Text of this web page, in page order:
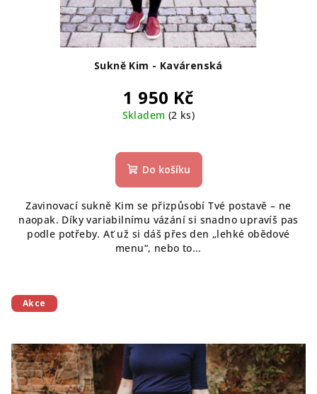
Sukně Kim - Kavárenská
1 950 Kč
Skladem (2 ks)
Do košíku
Zavinovací sukně Kim se přizpůsobí Tvé postavě – ne
naopak. Díky variabilnímu vázání si snadno upravíš pas
podle potřeby. Ať už si dáš přes den „lehké obědové
menu“, nebo to...
Akce